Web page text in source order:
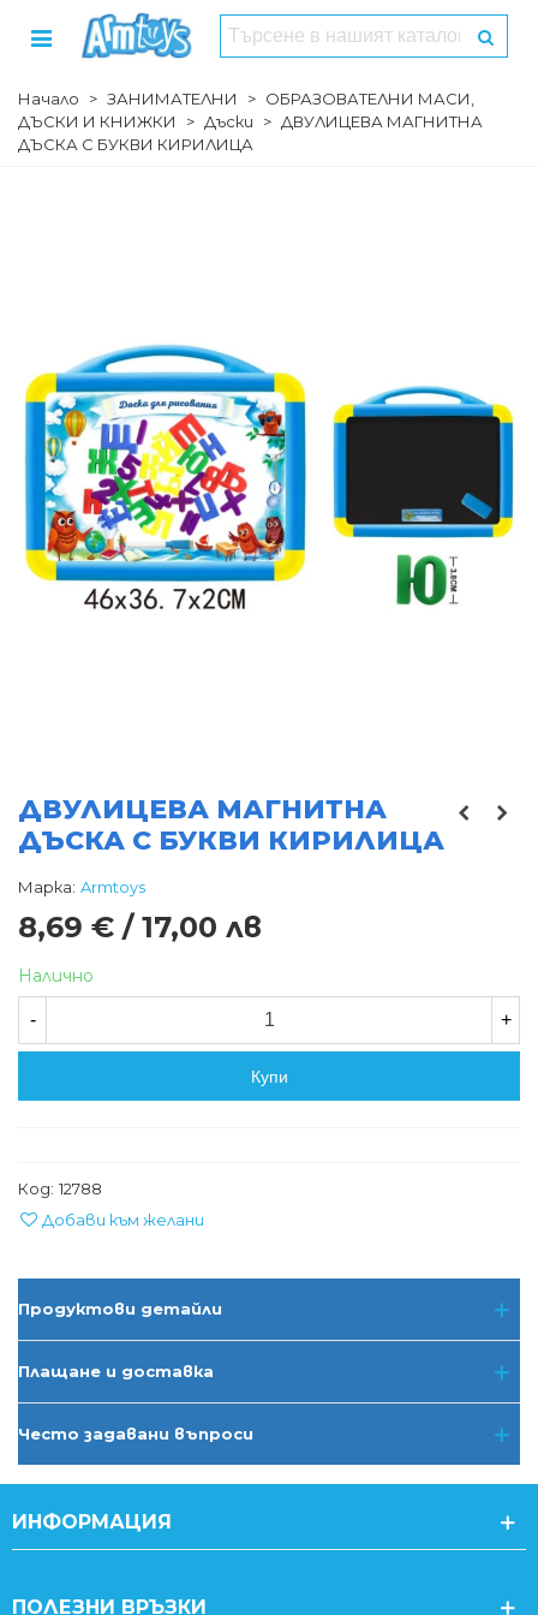
Начало > ЗАНИМАТЕЛНИ > ОБРАЗОВАТЕЛНИ МАСИ,
ДЪСКИ И КНИЖКИ
> Дъски > ДВУЛИЦЕВА МАГНИТНА
ДЪСКА С БУКВИ КИРИЛИЦА
ДВУЛИЦЕВА МАГНИТНА
ДЪСКА С БУКВИ КИРИЛИЦА
Марка: Armtoys
8,69 € / 17,00 лв
Налично
- +
Купи
Код: 12788
Добави към желани
Продуктови детайли
Плащане и доставка
Често задавани въпроси
ИНФОРМАЦИЯ
ПОЛЕЗНИ ВРЪЗКИ